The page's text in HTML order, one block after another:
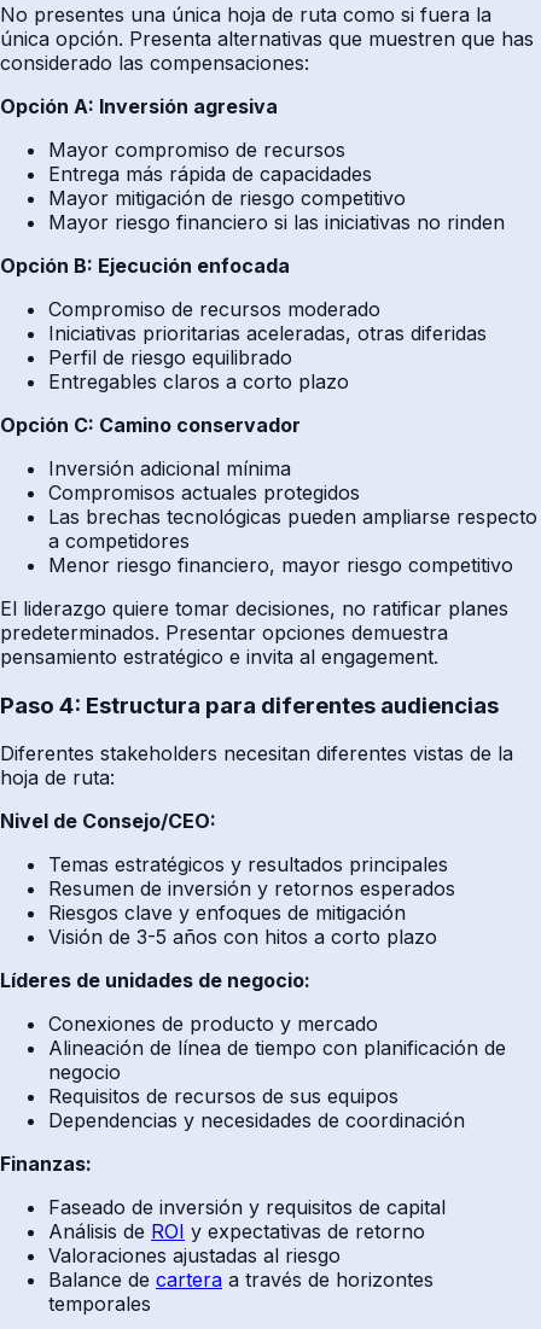
No presentes una única hoja de ruta como si fuera la
única opción. Presenta alternativas que muestren que has
considerado las compensaciones:
Opción A: Inversión agresiva
Mayor compromiso de recursos
Entrega más rápida de capacidades
Mayor mitigación de riesgo competitivo
Mayor riesgo financiero si las iniciativas no rinden
Opción B: Ejecución enfocada
Compromiso de recursos moderado
Iniciativas prioritarias aceleradas, otras diferidas
Perfil de riesgo equilibrado
Entregables claros a corto plazo
Opción C: Camino conservador
Inversión adicional mínima
Compromisos actuales protegidos
Las brechas tecnológicas pueden ampliarse respecto
a competidores
Menor riesgo financiero, mayor riesgo competitivo
El liderazgo quiere tomar decisiones, no ratificar planes
predeterminados. Presentar opciones demuestra
pensamiento estratégico e invita al engagement.
Paso 4: Estructura para diferentes audiencias
Diferentes stakeholders necesitan diferentes vistas de la
hoja de ruta:
Nivel de Consejo/CEO:
Temas estratégicos y resultados principales
Resumen de inversión y retornos esperados
Riesgos clave y enfoques de mitigación
Visión de 3-5 años con hitos a corto plazo
Líderes de unidades de negocio:
Conexiones de producto y mercado
Alineación de línea de tiempo con planificación de
negocio
Requisitos de recursos de sus equipos
Dependencias y necesidades de coordinación
Finanzas:
Faseado de inversión y requisitos de capital
Análisis de ROI y expectativas de retorno
Valoraciones ajustadas al riesgo
Balance de cartera a través de horizontes
temporales